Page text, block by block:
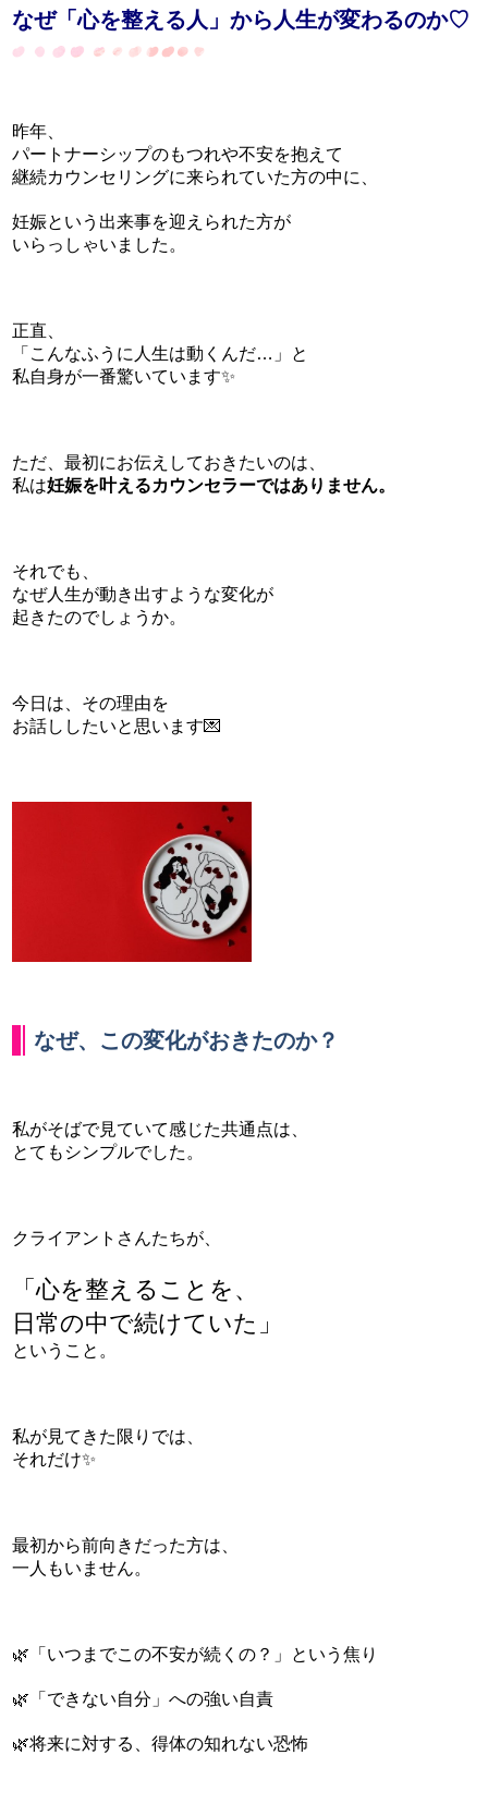
なぜ「心を整える人」から人生が変わるのか♡
昨年、
パートナーシップのもつれや不安を抱えて
継続カウンセリングに来られていた方の中に、
妊娠という出来事を迎えられた方が
いらっしゃいました。
正直、
「こんなふうに人生は動くんだ…」と
私自身が一番驚いています✨
ただ、最初にお伝えしておきたいのは、
私は妊娠を叶えるカウンセラーではありません。
それでも、
なぜ人生が動き出すような変化が
起きたのでしょうか。
今日は、その理由を
お話ししたいと思います💌
なぜ、この変化がおきたのか？
私がそばで見ていて感じた共通点は、
とてもシンプルでした。
クライアントさんたちが、
「心を整えることを、
日常の中で続けていた」
ということ。
私が見てきた限りでは、
それだけ✨
最初から前向きだった方は、
一人もいません。
🌿「いつまでこの不安が続くの？」という焦り
🌿「できない自分」への強い自責
🌿将来に対する、得体の知れない恐怖